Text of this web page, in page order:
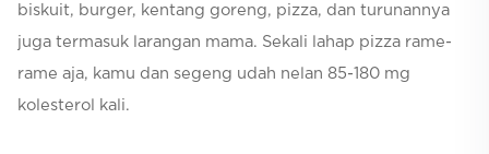
biskuit, burger, kentang goreng, pizza, dan turunannya
juga termasuk larangan mama. Sekali lahap pizza rame-
rame aja, kamu dan segeng udah nelan 85-180 mg
kolesterol kali.